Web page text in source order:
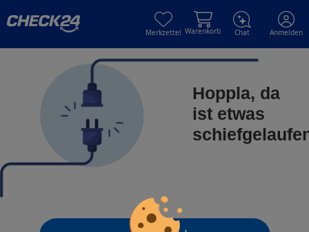
Merkzettel Warenkorb Chat Anmelden
Hoppla, da
ist etwas